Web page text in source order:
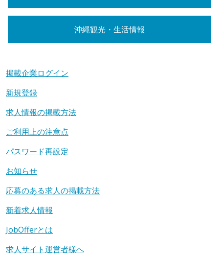
沖縄観光・生活情報
掲載企業ログイン
新規登録
求人情報の掲載方法
ご利用上の注意点
パスワード再設定
お知らせ
応募のある求人の掲載方法
新着求人情報
JobOfferとは
求人サイト運営者様へ